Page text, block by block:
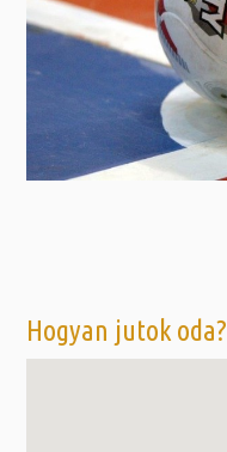
Hogyan jutok oda?